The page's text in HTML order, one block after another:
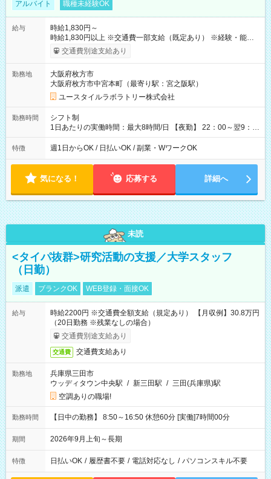
アルバイト 職種未経験OK
給与
時給1,830円～
時給1,830円以上 ※交通費一部支給（既定あり） ※経験・能力を
考慮して決定します 【収入例】 週1回勤務の場合：1,830円×8時
間×4回=5万8,560円 週3回勤務の場合：1,830円×8時間×12回
月 ※ 雇用形態と給与に、本採用時と異なる部分があります。 雇
用形態：本採用時と同じです。 給与：時給 1,610円以上
交通費別途支給あり
勤務地
大阪府枚方市
大阪府枚方市中宮本町（最寄り駅：宮之阪駅）
ユースタイルラボラトリー株式会社
勤務時間
シフト制
1日あたりの実働時間：最大8時間/日 【夜勤】 22：00～翌9：
00 ※週1日～OK ／ 夜勤専従 ＊＊ 勤務時間例 ＊＊ ■22時か
ら翌7時 ■23時から翌8時 ■24時から翌9時 など ※上記の時間
ます。 ※曜日固定（毎週同じ曜日での勤務となります）
特徴 週1日からOK / 日払いOK / 副業・WワークOK
気になる！ 応募する 詳細へ
未読
<タイパ抜群>研究活動の支援／大学スタッフ
（日勤）
派遣 ブランクOK WEB登録・面接OK
給与
時給2200円 ※交通費全額支給（規定あり） 【月収例】30.8万円
（20日勤務 ※残業なしの場合）
交通費別途支給あり
交通費 交通費支給あり
勤務地
兵庫県三田市
ウッディタウン中央駅 / 新三田駅 / 三田(兵庫県)駅
空調ありの職場!
勤務時間 【日中の勤務】 8:50～16:50 休憩60分 [実働]7時間00分
期間 2026年9月上旬～長期
特徴 日払いOK / 履歴書不要 / 電話対応なし / パソコンスキル不要